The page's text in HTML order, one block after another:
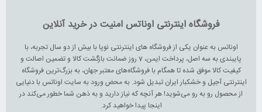
فروشگاه اینترنتی اوناتس امنیت در خرید آنلاین
اوناتس به عنوان یکی از فروشگاه های اینترنتی نوپا با بیش از دو سال تجربه، با
پایبندی به سه اصل، پرداخت ایمن، 7 روز ضمانت بازگشت کالا و تضمین اصالت و
کیفیت کالا موفق شده تا همگام با فروشگاه‌های معتبر جهان، به بزرگ‌ترین فروشگاه
اینترنتی آجیل و خشکبار ایران تبدیل شود. به محض ورود به سایت اوناتس با دنیایی
از محصول رو به رو می‌شوید! هر آنچه که نیاز دارید و به ذهن شما خطور می‌کند در
اینجا پیدا خواهید کرد.